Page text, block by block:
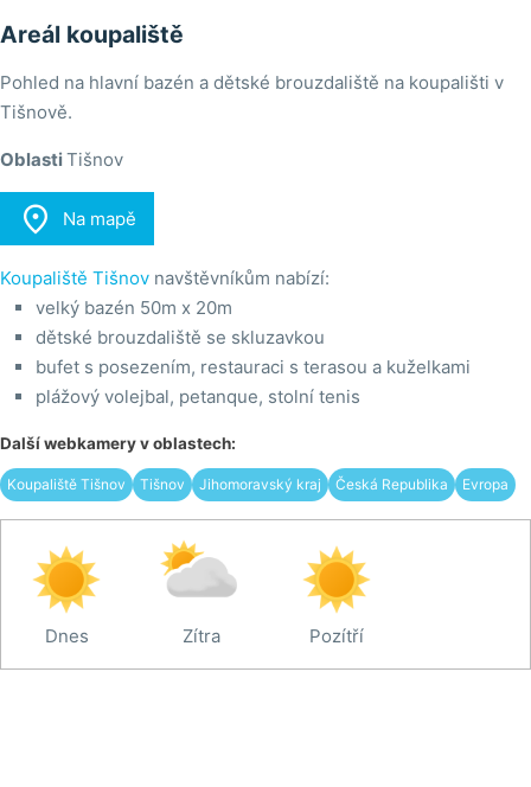
Areál koupaliště
Pohled na hlavní bazén a dětské brouzdaliště na koupališti v
Tišnově.
OblastiTišnov
 Na mapě
Koupaliště Tišnov navštěvníkům nabízí:
velký bazén 50m x 20m
dětské brouzdaliště se skluzavkou
bufet s posezením, restauraci s terasou a kuželkami
plážový volejbal, petanque, stolní tenis
Další webkamery v oblastech:
Koupaliště Tišnov Tišnov Jihomoravský kraj Česká Republika Evropa
Dnes Zítra Pozítří